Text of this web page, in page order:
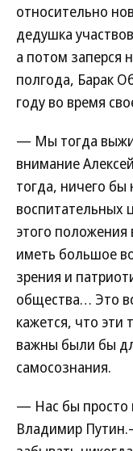
относительно
дедушка
а потом заперся
полгода, Барак
году во время
— Мы тогда
внимание
тогда, ничего
воспитательных
этого положения
иметь большое
зрения и
общества… Это
кажется, что эти
важны были бы
самосознания.
— Нас бы просто
Владимир